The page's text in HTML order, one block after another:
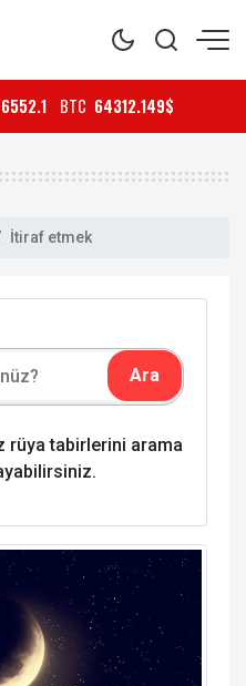
6552.1 BTC 64312.149$
İtiraf etmek
rüya tabirlerini arama